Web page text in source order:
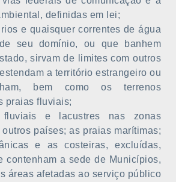
definidas em lei;
e quaisquer correntes de água
seu domínio, ou que banhem
sirvam de limites com outros
a território estrangeiro ou
bem como os terrenos
praias fluviais;
e lacustres nas zonas
outros países; as praias marítimas;
e as costeiras, excluídas,
contenham a sede de Municípios,
áreas afetadas ao serviço público